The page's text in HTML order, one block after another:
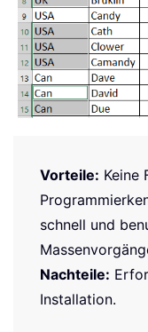
Vorteile: Keine
schnell und
Nachteile:
Installation.